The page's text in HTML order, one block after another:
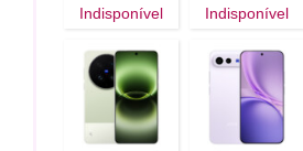
5G
Indisponível
8 Ultra 5G
Indisponível